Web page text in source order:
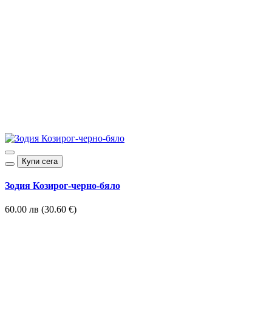
Купи сега
Зодия Козирог-черно-бяло
60.00 лв (30.60 €)